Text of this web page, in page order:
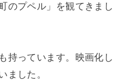
のプペル」を観てきまし
持っています。映画化し
ました。